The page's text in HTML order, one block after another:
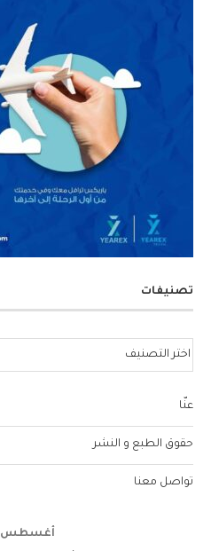
تصنيفات
عنّا
حقوق الطبع و النشر
تواصل معنا
أغسطس 2026